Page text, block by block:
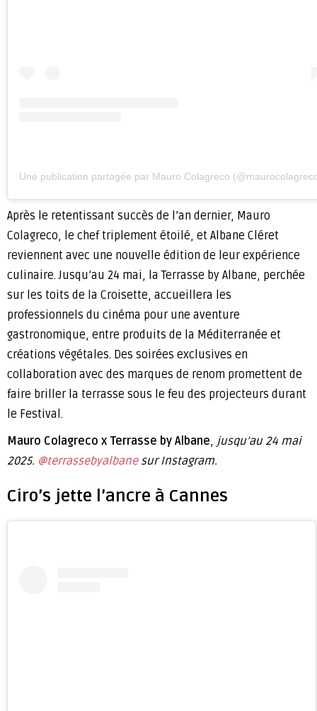
Une publication partagée par Mauro Colagreco
Après le retentissant succès de l’an dernier, Mauro
Colagreco, le chef triplement étoilé, et Albane Cléret
reviennent avec une nouvelle édition de leur expérience
culinaire. Jusqu’au 24 mai, la Terrasse by Albane, perchée
sur les toits de la Croisette, accueillera les
professionnels du cinéma pour une aventure
gastronomique, entre produits de la Méditerranée et
créations végétales. Des soirées exclusives en
collaboration avec des marques de renom promettent de
faire briller la terrasse sous le feu des projecteurs durant
le Festival.
Mauro Colagreco x Terrasse by Albane, jusqu’au 24 mai
2025. @terrassebyalbanesur Instagram.
Ciro’s jette l’ancre à Cannes